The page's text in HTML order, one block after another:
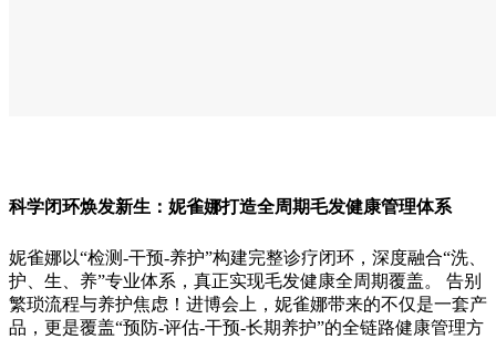
科学闭环焕发新生 ： 妮雀娜打造全周期毛发健康管理体系
妮雀娜以“检测-干预-养护”构建完整诊疗闭环，深度融合“洗、
护、生、养”专业体系，真正实现毛发健康全周期覆盖。 告别
繁琐流程与养护焦虑！进博会上，妮雀娜带来的不仅是一套产
品，更是覆盖“预防-评估-干预-长期养护”的全链路健康管理方